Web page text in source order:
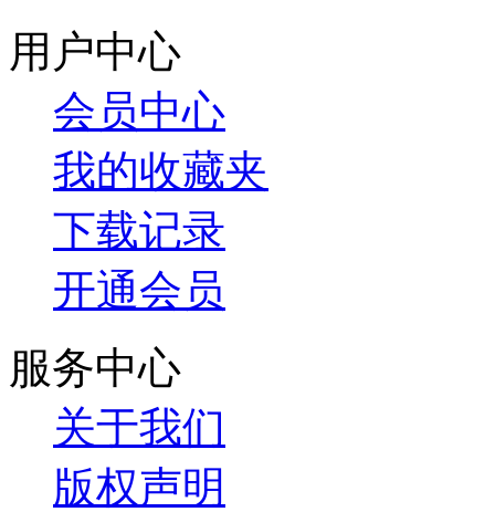
用户中心
会员中心
我的收藏夹
下载记录
开通会员
服务中心
关于我们
版权声明